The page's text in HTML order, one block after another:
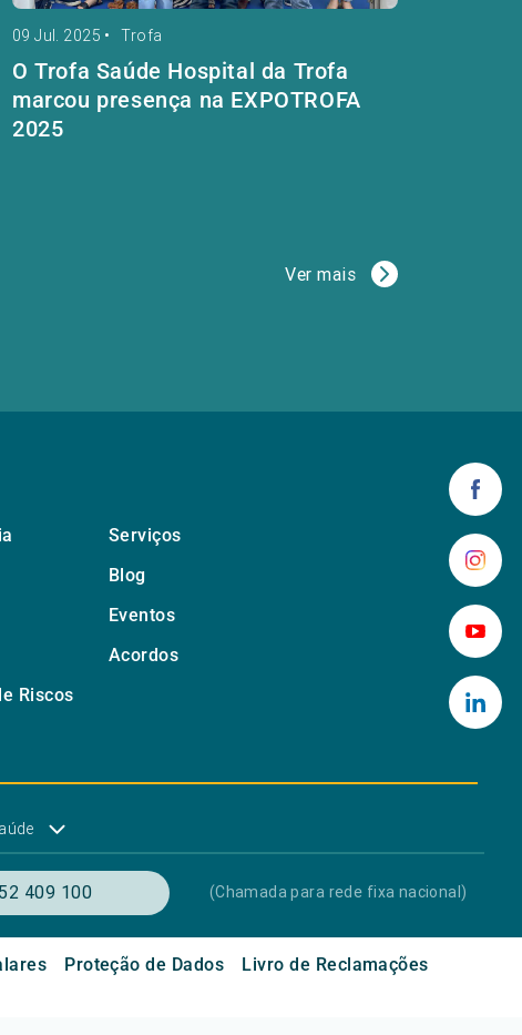
09 Jul. 2025 • Trofa
O Trofa Saúde Hospital da Trofa
marcou presença na EXPOTROFA
2025
Ver mais
Serviços
Blog
Eventos
Acordos
Riscos
409 100 (Chamada para rede fixa nacional)
Proteção de Dados
Livro de Reclamações